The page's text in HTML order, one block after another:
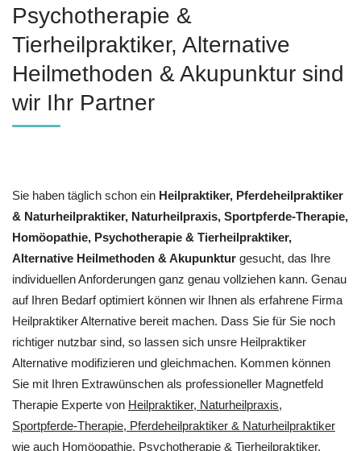
‎Psychotherapie &
‎Tierheilpraktiker, Alternative
Heilmethoden & Akupunktur sind
wir Ihr Partner
Sie haben täglich schon ein Heilpraktiker, Pferdeheilpraktiker
& Naturheilpraktiker, Naturheilpraxis, Sportpferde-Therapie,
‎Homöopathie, ‎Psychotherapie & ‎Tierheilpraktiker,
Alternative Heilmethoden & Akupunktur gesucht, das Ihre
individuellen Anforderungen ganz genau vollziehen kann. Genau
auf Ihren Bedarf optimiert können wir Ihnen als erfahrene Firma
Heilpraktiker Alternative bereit machen. Dass Sie für Sie noch
richtiger nutzbar sind, so lassen sich unsre Heilpraktiker
Alternative modifizieren und gleichmachen. Kommen können
Sie mit Ihren Extrawünschen als professioneller Magnetfeld
Therapie Experte von Heilpraktiker, Naturheilpraxis,
Sportpferde-Therapie, Pferdeheilpraktiker & Naturheilpraktiker
wie auch ‎Homöopathie, ‎Psychotherapie & ‎Tierheilpraktiker,